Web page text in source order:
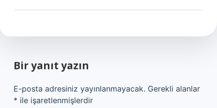
Bir yanıt yazın
E-posta adresiniz yayınlanmayacak. Gerekli alanlar
* ile işaretlenmişlerdir